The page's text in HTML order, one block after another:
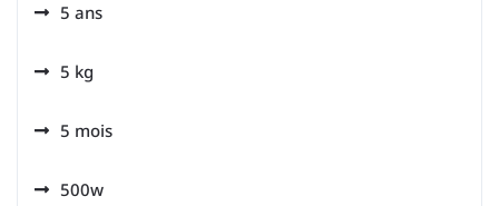
5 ans
5 kg
5 mois
500w